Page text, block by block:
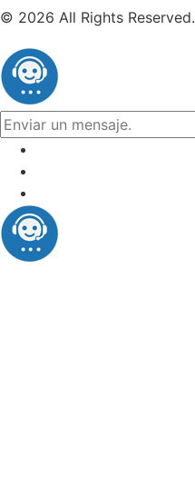
© 2026 All Rights Reserved.